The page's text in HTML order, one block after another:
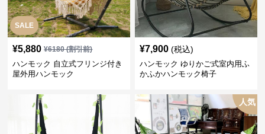
SALE
¥5,880 ¥6180(割引前)
ハンモック 自立式フリンジ付き
屋外用ハンモック
¥7,900 (税込)
ハンモック ゆりかご式室内用ふ
かふかハンモック椅子
人気